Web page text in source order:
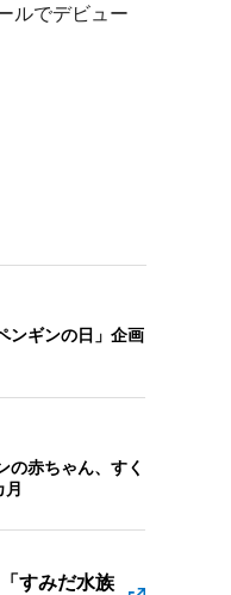
ルでデビュー
ンギンの日」企画
の赤ちゃん、すく
月
すみだ水族